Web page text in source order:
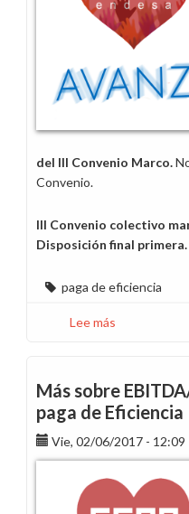
del III Convenio Marco.
Convenio.
III Convenio colectivo
Disposición final
paga de eficiencia
Lee más
eficiencia
2023
consolidada
desde
el
III
Convenio
Más sobre
paga de Eficiencia
Vie, 02/06/2017 - 12:09